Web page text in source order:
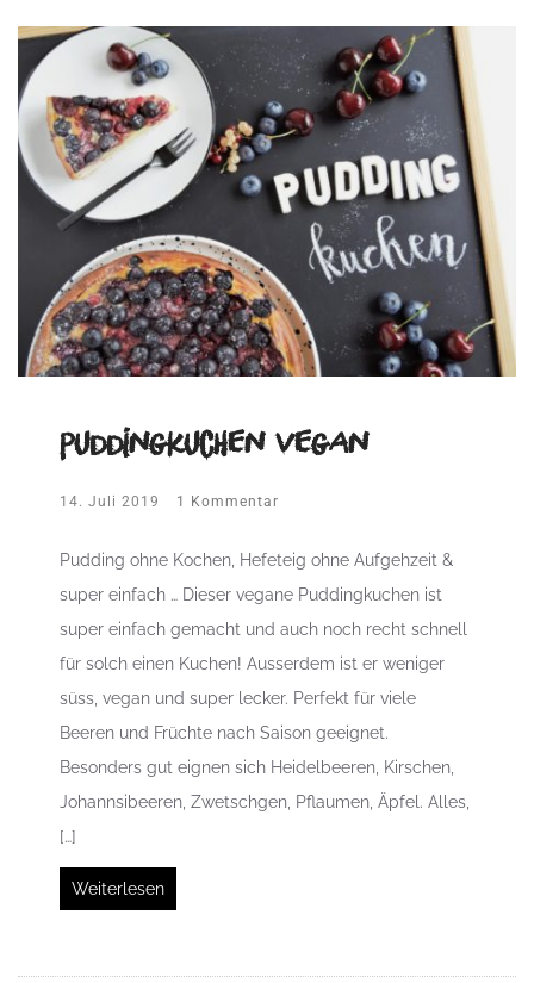
Puddingkuchen vegan
14. Juli 2019 1 Kommentar
Pudding ohne Kochen, Hefeteig ohne Aufgehzeit &
super einfach … Dieser vegane Puddingkuchen ist
super einfach gemacht und auch noch recht schnell
für solch einen Kuchen! Ausserdem ist er weniger
süss, vegan und super lecker. Perfekt für viele
Beeren und Früchte nach Saison geeignet.
Besonders gut eignen sich Heidelbeeren, Kirschen,
Johannsibeeren, Zwetschgen, Pflaumen, Äpfel. Alles,
[…]
Weiterlesen